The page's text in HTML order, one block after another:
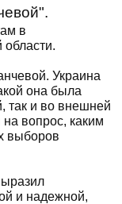
в
Украина
она была
так и во внешней
на вопрос, каким
выборов
и надежной,